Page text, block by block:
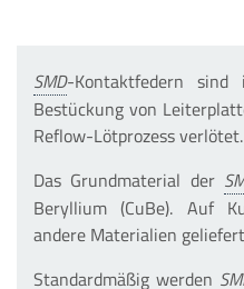
-Kontaktfedern
Bestückung von
Reflow-Lötprozess verlötet.
Das Grundmaterial der
Beryllium (CuBe). Auf
andere Materialien
Standardmäßig werden